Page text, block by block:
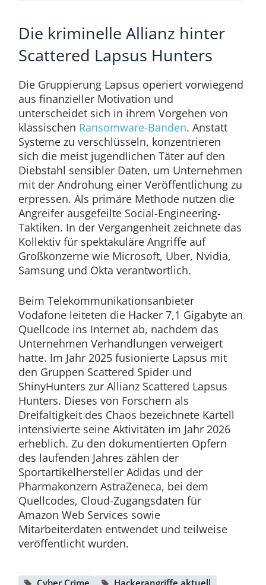
Die kriminelle Allianz hinter
Scattered Lapsus Hunters
Die Gruppierung Lapsus operiert vorwiegend
aus finanzieller Motivation und
unterscheidet sich in ihrem Vorgehen von
klassischen Ransomware-Banden. Anstatt
Systeme zu verschlüsseln, konzentrieren
sich die meist jugendlichen Täter auf den
Diebstahl sensibler Daten, um Unternehmen
mit der Androhung einer Veröffentlichung zu
erpressen. Als primäre Methode nutzen die
Angreifer ausgefeilte Social-Engineering-
Taktiken. In der Vergangenheit zeichnete das
Kollektiv für spektakuläre Angriffe auf
Großkonzerne wie Microsoft, Uber, Nvidia,
Samsung und Okta verantwortlich.
Beim Telekommunikationsanbieter
Vodafone leiteten die Hacker 7,1 Gigabyte an
Quellcode ins Internet ab, nachdem das
Unternehmen Verhandlungen verweigert
hatte. Im Jahr 2025 fusionierte Lapsus mit
den Gruppen Scattered Spider und
ShinyHunters zur Allianz Scattered Lapsus
Hunters. Dieses von Forschern als
Dreifaltigkeit des Chaos bezeichnete Kartell
intensivierte seine Aktivitäten im Jahr 2026
erheblich. Zu den dokumentierten Opfern
des laufenden Jahres zählen der
Sportartikelhersteller Adidas und der
Pharmakonzern AstraZeneca, bei dem
Quellcodes, Cloud-Zugangsdaten für
Amazon Web Services sowie
Mitarbeiterdaten entwendet und teilweise
veröffentlicht wurden.
Cyber Crime Hackerangriffe aktuell